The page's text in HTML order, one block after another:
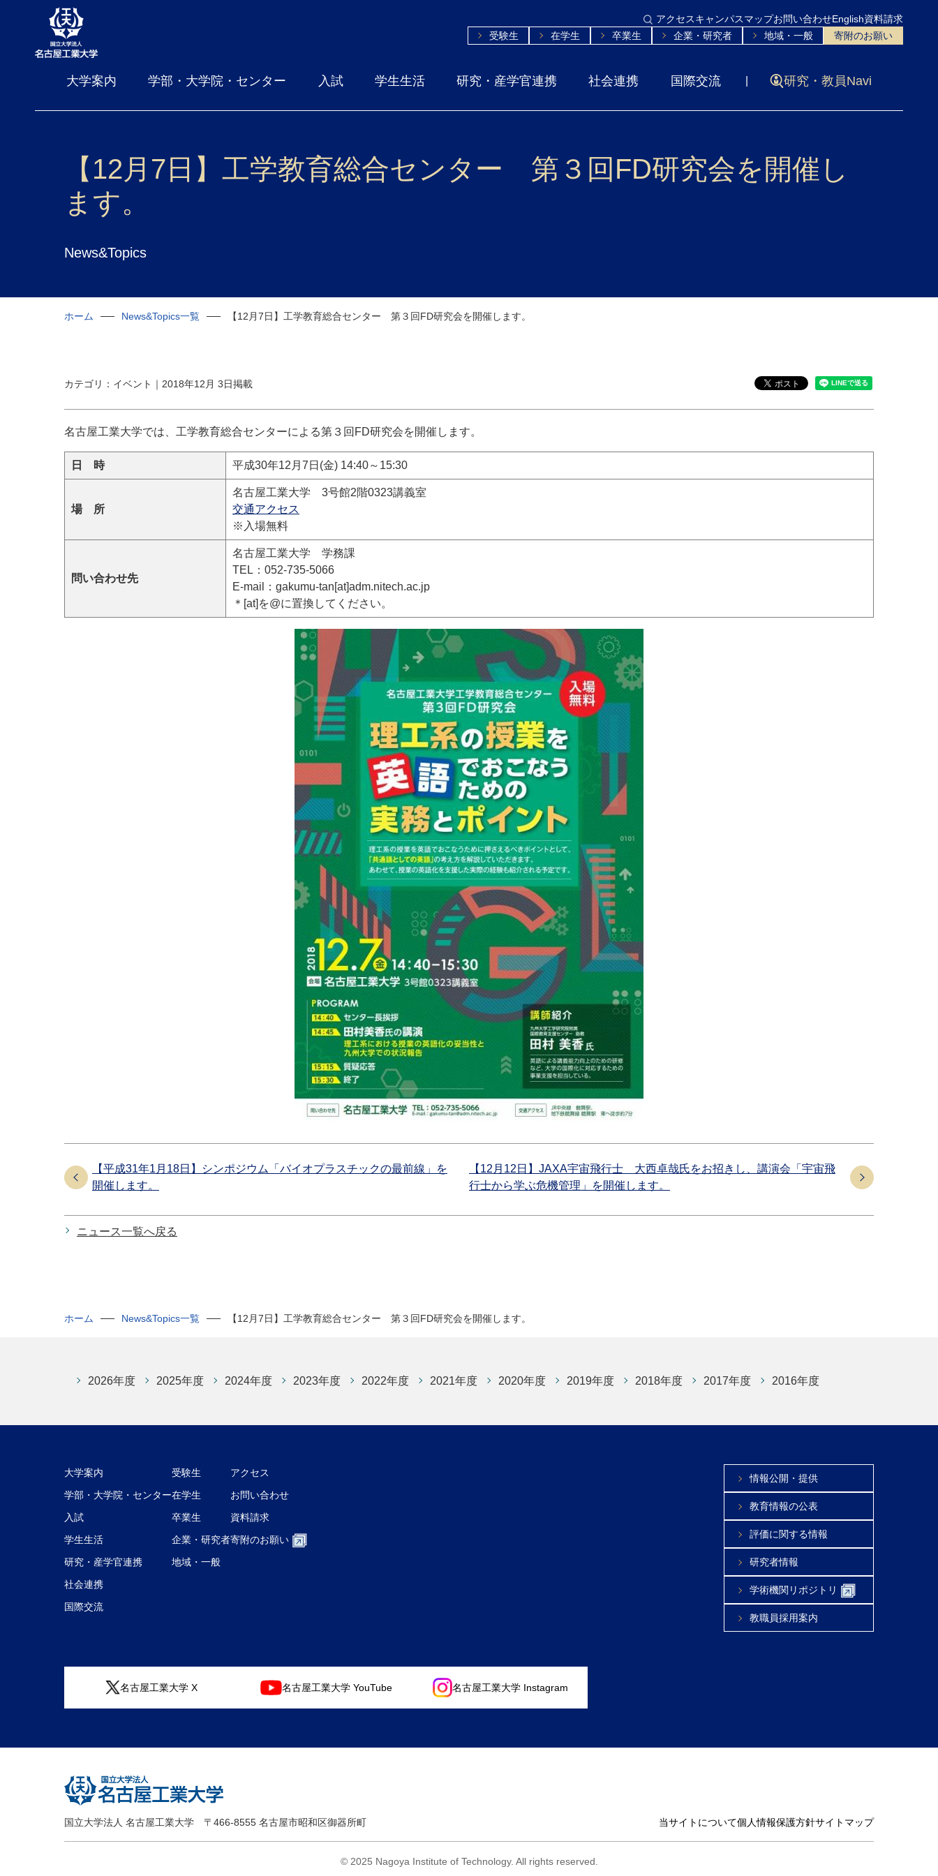
アクセスキャンパスマップお問い合わせEnglish資料請求
受験生
在学生 卒業生 企業・研究者 地域・一般 寄附のお願い
大学案内 学部・大学院・センター 入試 学生生活 研究・産学官連携 社会連携 国際交流 研究・教員Navi
【12月7日】工学教育総合センター 第３回FD研究会を開催し
ます。
News&Topics
ホーム News&Topics一覧 【12月7日】工学教育総合センター 第３回FD研究会を開催します。
カテゴリ：イベント｜2018年12月 3日掲載
名古屋工業大学では、工学教育総合センターによる第３回FD研究会を開催します。
日 時 平成30年12月7日(金) 14:40～15:30
場 所
名古屋工業大学 3号館2階0323講義室
交通アクセス
※入場無料
問い合わせ先
名古屋工業大学 学務課
TEL ：052-735-5066
E-mail：gakumu-tan[at]adm.nitech.ac.jp
＊[at]を@に置換してください。
【平成31年1月18日】シンポジウム「バイオプラスチックの最前線」を
開催します。
【12月12日】JAXA宇宙飛行士 大西卓哉氏をお招きし、講演会「宇宙飛
行士から学ぶ危機管理」を開催します。
ニュース一覧へ戻る
ホーム News&Topics一覧 【12月7日】工学教育総合センター 第３回FD研究会を開催します。
2026年度 2025年度 2024年度 2023年度 2022年度 2021年度 2020年度 2019年度 2018年度 2017年度 2016年度
大学案内
学部・大学院・センター
入試
学生生活
研究・産学官連携
社会連携
国際交流
受験生
在学生
卒業生
企業・研究者
地域・一般
アクセス
お問い合わせ
資料請求
寄附のお願い
情報公開・提供
教育情報の公表
評価に関する情報
研究者情報
学術機関リポジトリ
教職員採用案内
名古屋工業大学 X 名古屋工業大学 YouTube 名古屋工業大学 Instagram
国立大学法人 名古屋工業大学 〒466-8555 名古屋市昭和区御器所町 当サイトについて個人情報保護方針サイトマップ
© 2025 Nagoya Institute of Technology. All rights reserved.